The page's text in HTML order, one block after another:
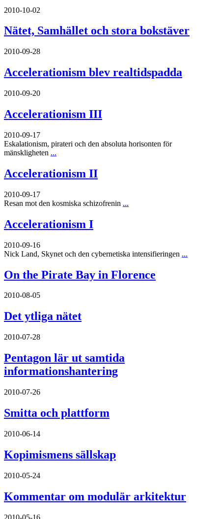
2010-10-02
Nätet, Samhället och stora bokstäver
2010-09-28
Accelerationism blev realtidspadda
2010-09-20
Accelerationism III
2010-09-17
Eskalationism, pirateri och den absoluta horisonten för
mänskligheten ...
Accelerationism II
2010-09-17
Resan mot den kosmiska schizofrenin ...
Accelerationism I
2010-09-16
Nick Land, Skynet och den cybernetiska intensifieringen ...
On the Pirate Bay in Florence
2010-08-05
Det ytliga nätet
2010-07-28
Pentagon lär ut samtida
informationshantering
2010-07-26
Smitta och plattform
2010-06-14
Kopimismens sällskap
2010-05-24
Kommentar om modulär arkitektur
2010-05-16